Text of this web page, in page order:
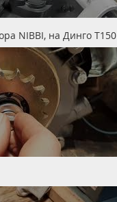
NIBBI, на Динго Т150